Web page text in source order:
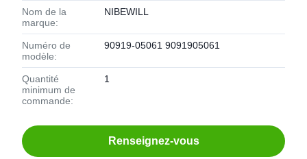
Nom de la
marque:
NIBEWILL
Numéro de
modèle:
90919-05061 9091905061
Quantité
minimum de
commande:
1
Renseignez-vous